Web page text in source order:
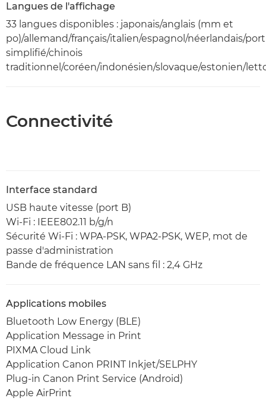
Langues de l'affichage
33 langues disponibles : japonais/anglais (mm et
po)/allemand/français/italien/espagnol/néerlandais/
simplifié/chinois
traditionnel/coréen/indonésien/slovaque/estonien/
Connectivité
Interface standard
USB haute vitesse (port B)
Wi-Fi : IEEE802.11 b/g/n
Sécurité Wi-Fi : WPA-PSK, WPA2-PSK, WEP, mot de
passe d'administration
Bande de fréquence LAN sans fil : 2,4 GHz
Applications mobiles
Bluetooth Low Energy (BLE)
Application Message in Print
PIXMA Cloud Link
Application Canon PRINT Inkjet/SELPHY
Plug-in Canon Print Service (Android)
Apple AirPrint